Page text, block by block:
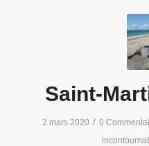
Saint-
2 mars 2020 / 0